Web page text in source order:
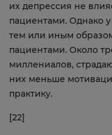
их депрессия не
пациентами. Однако
тем или иным
пациентами. Около
миллениалов,
них меньше
практику.
[22]